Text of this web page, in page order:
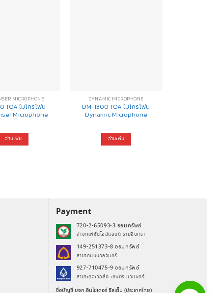
MICROPHONE
TOA ไมโครโฟน
Microphone
อ่านเพิ่ม
DYNAMIC MICROPHONE
DM-1300 TOA ไมโครโฟน
Dynamic Microphone
อ่านเพิ่ม
Payment
720-2-65093-3 ออมทรัพย์
สาขาแฟชั่นไอส์แลนด์ รามอินทรา
149-251373-8 ออมทรัพย์
สาขาถนนนวลจันทร์
927-710475-9 ออมทรัพย์
สาขาเดอะวอล์ค เกษตร-นวมินทร์
ชื่อบัญชี บจก.อินไซเดอร์ ซิสเต็ม (ประเทศไทย)